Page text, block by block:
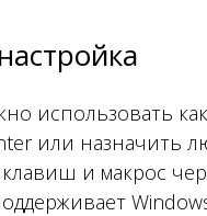
использовать
или назначить
и макрос